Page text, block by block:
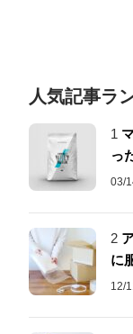
人気記事ラ
1
っ
03/
2
に
12/